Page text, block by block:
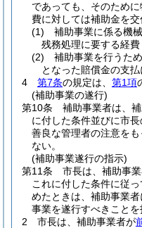
であっても、そのため
費に対しては補助金を交
(1)
補助事業に係る機
残務処理に要する経費
(2)
補助事業を行うた
となった賠償金の支
4
第7条の規定は、 第1項
(補助事業の遂行)
第10条
補助事業者は、
に付した条件並びに市
善良な管理者の注意を
ない。
(補助事業遂行の指示)
第11条
市長は、補助事
これに付した条件に従
めたときは、補助事業
事業を遂行すべきことを
2
市長は、補助事業者が